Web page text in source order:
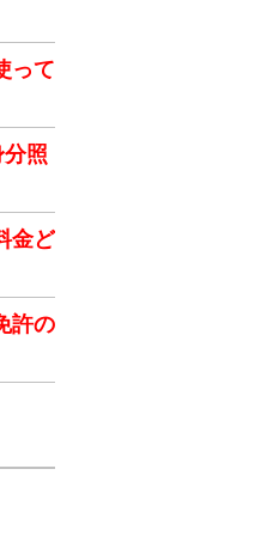
って
照
金ど
許の